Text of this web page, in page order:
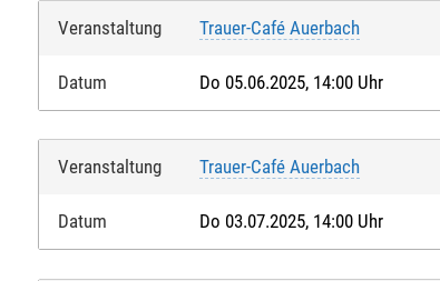
Veranstaltung Trauer-Café Auerbach
Datum Do 05.06.2025, 14:00 Uhr
Veranstaltung Trauer-Café Auerbach
Datum Do 03.07.2025, 14:00 Uhr